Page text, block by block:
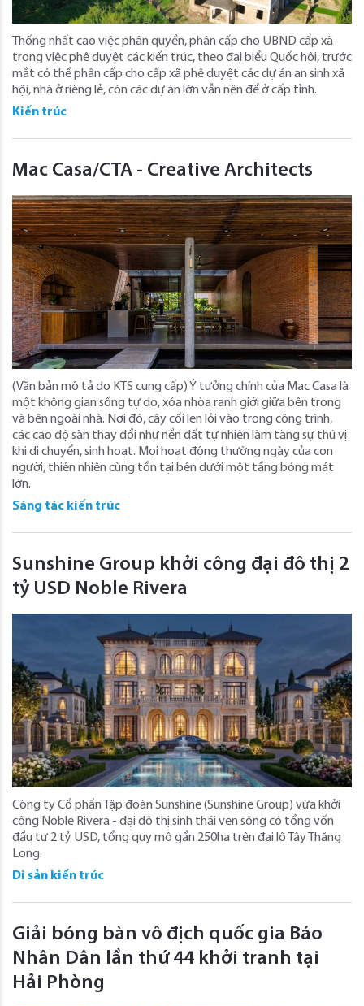
Thống nhất cao việc phân quyền, phân cấp cho UBND cấp xã
trong việc phê duyệt các kiến trúc, theo đại biểu Quốc hội, trước
mắt có thể phân cấp cho cấp xã phê duyệt các dự án an sinh xã
hội, nhà ở riêng lẻ, còn các dự án lớn vẫn nên để ở cấp tỉnh.
Kiến trúc
Mac Casa/CTA - Creative Architects
(Văn bản mô tả do KTS cung cấp) Ý tưởng chính của Mac Casa là
một không gian sống tự do, xóa nhòa ranh giới giữa bên trong
và bên ngoài nhà. Nơi đó, cây cối len lỏi vào trong công trình,
các cao độ sàn thay đổi như nền đất tự nhiên làm tăng sự thú vị
khi di chuyển, sinh hoạt. Mọi hoạt động thường ngày của con
người, thiên nhiên cùng tồn tại bên dưới một tầng bóng mát
lớn.
Sáng tác kiến trúc
Sunshine Group khởi công đại đô thị 2
tỷ USD Noble Rivera
Công ty Cổ phần Tập đoàn Sunshine (Sunshine Group) vừa khởi
công Noble Rivera - đại đô thị sinh thái ven sông có tổng vốn
đầu tư 2 tỷ USD, tổng quy mô gần 250ha trên đại lộ Tây Thăng
Long.
Di sản kiến trúc
Giải bóng bàn vô địch quốc gia Báo
Nhân Dân lần thứ 44 khởi tranh tại
Hải Phòng